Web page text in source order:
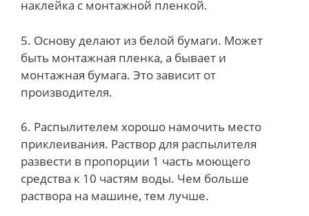
наклейка с монтажной пленкой.
5. Основу делают из белой бумаги. Может
быть монтажная пленка, а бывает и
монтажная бумага. Это зависит от
производителя.
6. Распылителем хорошо намочить место
приклеивания. Раствор для распылителя
развести в пропорции 1 часть моющего
средства к 10 частям воды. Чем больше
раствора на машине, тем лучше.